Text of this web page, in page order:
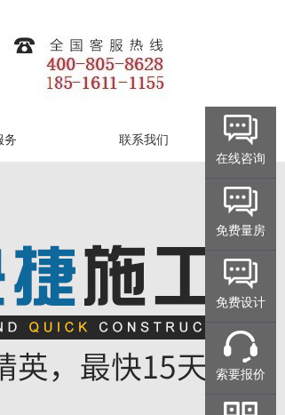
务 联系我们
在线咨询
免费量房
免费设计
索要报价